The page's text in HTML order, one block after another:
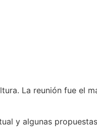
La reunión fue el
y algunas